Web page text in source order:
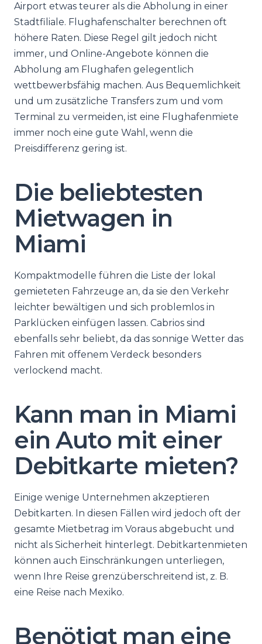
Airport etwas teurer als die Abholung in einer
Stadtfiliale. Flughafenschalter berechnen oft
höhere Raten. Diese Regel gilt jedoch nicht
immer, und Online-Angebote können die
Abholung am Flughafen gelegentlich
wettbewerbsfähig machen. Aus Bequemlichkeit
und um zusätzliche Transfers zum und vom
Terminal zu vermeiden, ist eine Flughafenmiete
immer noch eine gute Wahl, wenn die
Preisdifferenz gering ist.
Die beliebtesten
Mietwagen in
Miami
Kompaktmodelle führen die Liste der lokal
gemieteten Fahrzeuge an, da sie den Verkehr
leichter bewältigen und sich problemlos in
Parklücken einfügen lassen. Cabrios sind
ebenfalls sehr beliebt, da das sonnige Wetter das
Fahren mit offenem Verdeck besonders
verlockend macht.
Kann man in Miami
ein Auto mit einer
Debitkarte mieten?
Einige wenige Unternehmen akzeptieren
Debitkarten. In diesen Fällen wird jedoch oft der
gesamte Mietbetrag im Voraus abgebucht und
nicht als Sicherheit hinterlegt. Debitkartenmieten
können auch Einschränkungen unterliegen,
wenn Ihre Reise grenzüberschreitend ist, z. B.
eine Reise nach Mexiko.
Benötigt man eine